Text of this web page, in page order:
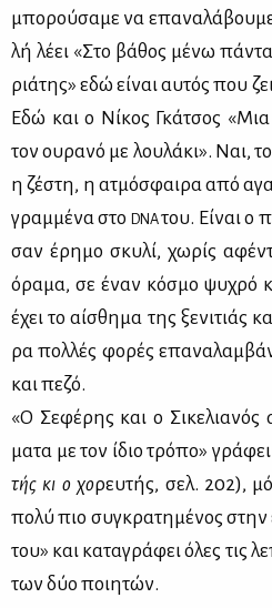
μπο­ρού­σα­με να
λή λέ­ει «Στο βά­θος μέ­νω
ριά­της» εδώ εί­ναι αυ­τός που
Εδώ και ο Νί­κος Γκά­τσος
τον ου­ρα­νό με λου­λά­κι». Ναι,
η ζέ­στη, η ατμό­σφαι­ρα από
γραμ­μέ­να στο DNAτου. Εί­ναι ο
σαν έρη­μο σκυ­λί, χω­ρίς
όρα­μα, σε έναν κό­σμο ψυ­χρό
έχει το αί­σθη­μα της ξε­νι­τιάς
ρα πολ­λές φο­ρές
και πε­ζό.
«Ο Σε­φέ­ρης και ο
μα­τα με τον ίδιο τρό­πο»
τής κι ο χορευ­τής, σελ. 202),
πο­λύ πιο συ­γκρα­τη­μέ­νος
του» και κα­τα­γρά­φει όλες τις
των δύο ποι­η­τών.